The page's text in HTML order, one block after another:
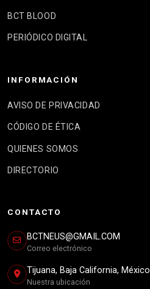
BCT BLOOD
PERIÓDICO DIGITAL
INFORMACIÓN
AVISO DE PRIVACIDAD
CÓDIGO DE ÉTICA
QUIENES SOMOS
DIRECTORIO
CONTACTO
BCTNEUS@GMAIL.COM
Correo electrónico
Tijuana, Baja California, México
Nuestra ubicación